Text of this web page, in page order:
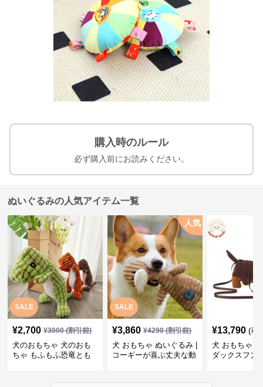
購入時のルール
必ず購入前にお読みください。
ぬいぐるみの人気アイテム一覧
SALE
¥2,700 ¥3000(割引前)
犬のおもちゃ 犬のおも
ちゃ もふもふ恐竜とも
SALE
人気
¥3,860 ¥4290(割引前)
犬 おもちゃ ぬいぐるみ |
コーギーが喜ぶ丈夫な動
¥13,790 (税
犬 おもちゃ
ダックスフン